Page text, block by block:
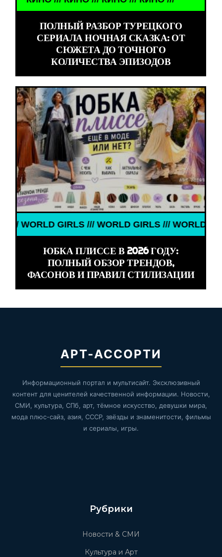
ПОЛНЫЙ РАЗБОР ТУРЕЦКОГО
СЕРИАЛА НОЧНАЯ СКАЗКА: ОТ
СЮЖЕТА ДО ТОЧНОГО
КОЛИЧЕСТВА ЭПИЗОДОВ
GIRLS /// WORLD GIRLS /// WORLD GIRLS ///
ЮБКА ПЛИССЕ В 2026 ГОДУ:
ПОЛНЫЙ ОБЗОР ТРЕНДОВ,
ФАСОНОВ И ПРАВИЛ СТИЛИЗАЦИИ
АРТ-АССОРТИ
Информационный портал и мультисайт. Эксклюзивный
контент для ценителей качественной информации. Новости,
СМИ, культура, СПб, арт, тёмное искусство, девушки мира,
мода плюс-сайз, азия, СССР, звёзды и знаменитости, фильмы
и сериалы, игры.
Рубрики
Новости & СМИ
Культура и Арт